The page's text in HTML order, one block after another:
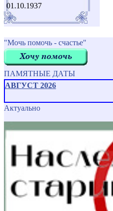
01.10.1937
"Мочь помочь - счастье"
ПАМЯТНЫЕ ДАТЫ
АВГУСТ 2026
Актуально